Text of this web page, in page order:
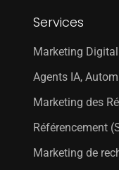
Services
Marketing Digital
Agents IA,
Marketing des
Référencement
Marketing de